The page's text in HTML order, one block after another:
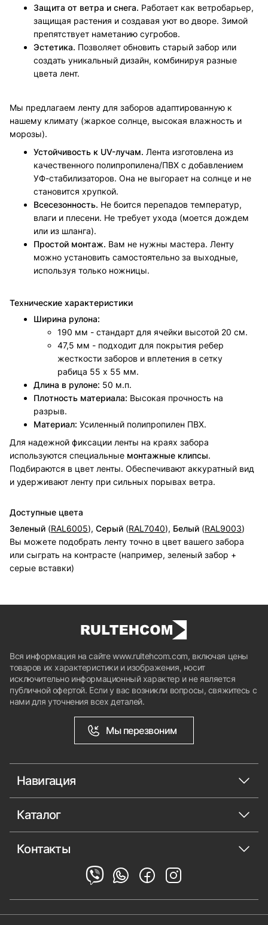
Защита от ветра и снега. Работает как ветробарьер,
защищая растения и создавая уют во дворе. Зимой
препятствует наметанию сугробов.
Эстетика. Позволяет обновить старый забор или
создать уникальный дизайн, комбинируя разные
цвета лент.
Мы предлагаем ленту для заборов адаптированную к
нашему климату (жаркое солнце, высокая влажность и
морозы).
Устойчивость к UV-лучам. Лента изготовлена из
качественного полипропилена/ПВХ с добавлением
УФ-стабилизаторов. Она не выгорает на солнце и не
становится хрупкой.
Всесезонность. Не боится перепадов температур,
влаги и плесени. Не требует ухода (моется дождем
или из шланга).
Простой монтаж. Вам не нужны мастера. Ленту
можно установить самостоятельно за выходные,
используя только ножницы.
Технические характеристики
Ширина рулона:
190 мм - стандарт для ячейки высотой 20 см.
47,5 мм - подходит для покрытия ребер
жесткости заборов и вплетения в сетку
рабица 55 х 55 мм.
Длина в рулоне: 50 м.п.
Плотность материала: Высокая прочность на
разрыв.
Материал: Усиленный полипропилен ПВХ.
Для надежной фиксации ленты на краях забора
используются специальные монтажные клипсы.
Подбираются в цвет ленты. Обеспечивают аккуратный вид
и удерживают ленту при сильных порывах ветра.
Доступные цвета
Зеленый (RAL6005), Серый (RAL7040), Белый (RAL9003)
Вы можете подобрать ленту точно в цвет вашего забора
или сыграть на контрасте (например, зеленый забор +
серые вставки)
Вся информация на сайте www.rultehcom.com, включая цены
товаров их характеристики и изображения, носит
исключительно информационный характер и не является
публичной офертой. Если у вас возникли вопросы, свяжитесь с
нами для уточнения всех деталей.
Мы перезвоним
Навигация
Каталог
Контакты